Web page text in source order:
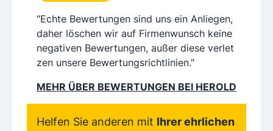
"Echte Bewertungen sind uns ein Anliegen,
daher löschen wir auf Firmenwunsch keine
negativen Bewertungen, außer diese verlet
zen unsere Bewertungsrichtlinien."
MEHR ÜBER BEWERTUNGEN BEI HEROLD
Helfen Sie anderen mit Ihrer ehrlichen